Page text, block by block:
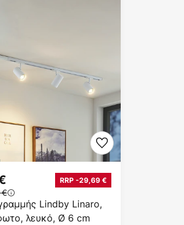
Lindby Linaro,
λευκό, Ø 6 cm
RRP -29,69 €
€